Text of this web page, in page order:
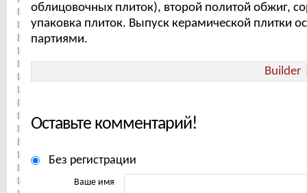
облицовочных плиток), второй политой обжиг,
упаковка плиток. Выпуск керамической плитки
партиями.
Builder
Оставьте комментарий!
Без регистрации
Ваше имя